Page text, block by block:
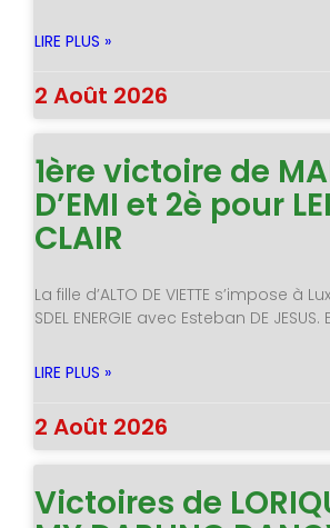
LIRE PLUS »
2 Août 2026
1ère victoire de
D’EMI et 2è pour
CLAIR
La fille d’ALTO DE VIETTE s’impose à
SDEL ENERGIE avec Esteban DE
LIRE PLUS »
2 Août 2026
Victoires de